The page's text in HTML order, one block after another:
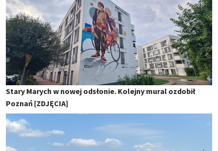
Stary Marych w nowej odsłonie. Kolejny mural ozdobił
Poznań [ZDJĘCIA]